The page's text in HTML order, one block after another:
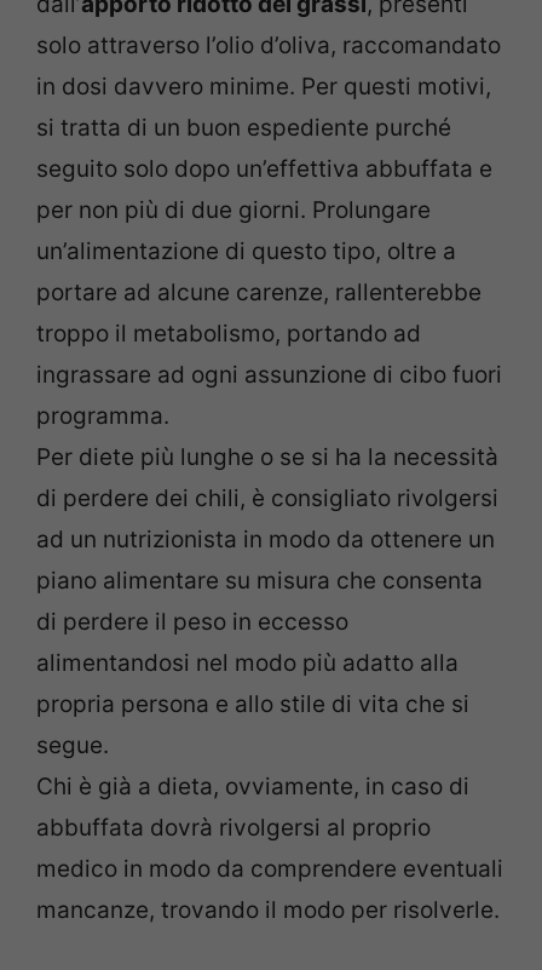
solo attraverso l’olio d’oliva, raccomandato
in dosi davvero minime. Per questi motivi,
si tratta di un buon espediente purché
seguito solo dopo un’effettiva abbuffata e
per non più di due giorni. Prolungare
un’alimentazione di questo tipo, oltre a
portare ad alcune carenze, rallenterebbe
troppo il metabolismo, portando ad
ingrassare ad ogni assunzione di cibo fuori
programma.
Per diete più lunghe o se si ha la necessità
di perdere dei chili, è consigliato rivolgersi
ad un nutrizionista in modo da ottenere un
piano alimentare su misura che consenta
di perdere il peso in eccesso
alimentandosi nel modo più adatto alla
propria persona e allo stile di vita che si
segue.
Chi è già a dieta, ovviamente, in caso di
abbuffata dovrà rivolgersi al proprio
medico in modo da comprendere eventuali
mancanze, trovando il modo per risolverle.